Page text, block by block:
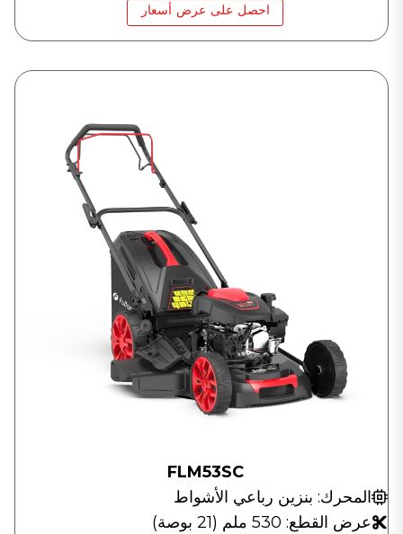
احصل على عرض أسعار
FLM53SC
المحرك: بنزين رباعي الأشواط
عرض القطع: 530 ملم (21 بوصة)